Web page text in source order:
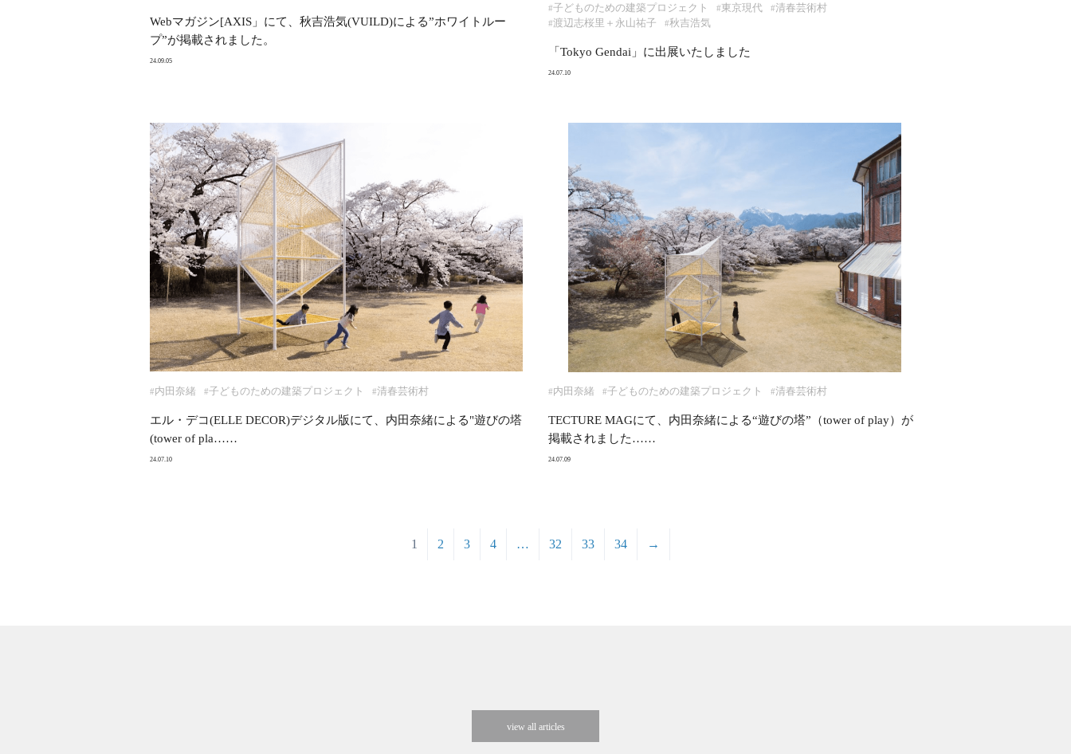
Webマガジン[AXIS」にて、秋吉浩気(VUILD)による”ホワイトルー
プ”が掲載されました。
24.09.05
#子どものための建築プロジェクト #東京現代 #清春芸術村
#渡辺志桜里＋永山祐子 #秋吉浩気
「Tokyo Gendai」に出展いたしました
24.07.10
#内田奈緒 #子どものための建築プロジェクト #清春芸術村
エル・デコ(ELLE DECOR)デジタル版にて、内田奈緒による"遊びの塔
(tower of pla……
24.07.10
#内田奈緒 #子どものための建築プロジェクト #清春芸術村
TECTURE MAGにて、内田奈緒による“遊びの塔”（tower of play）が
掲載されました……
24.07.09
1 2 3 4 … 32 33 34 →
view all articles